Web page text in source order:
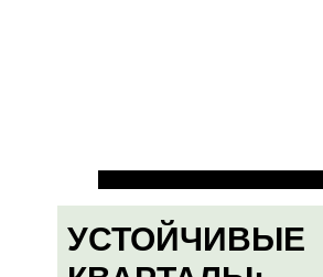
УСТОЙЧИВЫЕ